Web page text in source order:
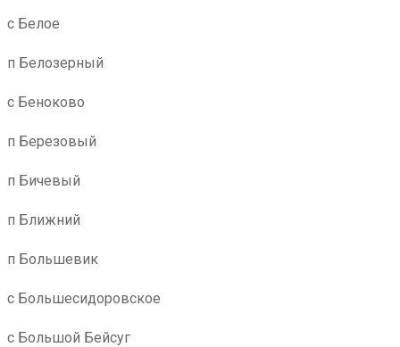
с Белое
п Белозерный
с Беноково
п Березовый
п Бичевый
п Ближний
п Большевик
с Большесидоровское
с Большой Бейсуг